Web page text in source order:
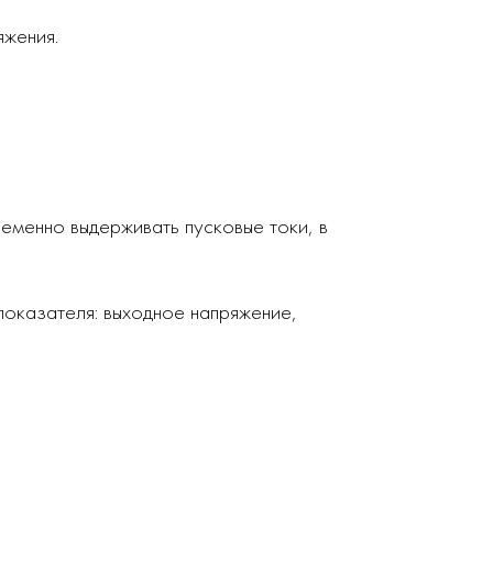
выдерживать пусковые токи, в
выходное напряжение,